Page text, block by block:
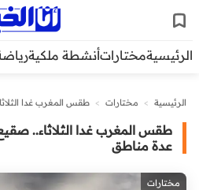
الرئيسيةمختاراتأنشطة ملكية
الرئيسية > مختارات > طقس المغرب غدا
طقس المغرب غدا الثلاثاء..
عدة مناطق
مختارات